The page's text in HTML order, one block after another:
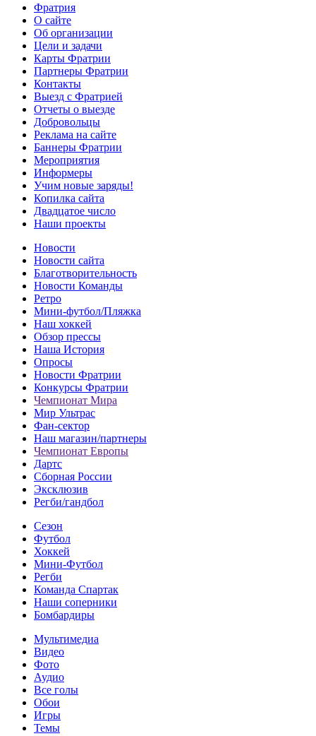
Фратрия
О сайте
Об организации
Цели и задачи
Карты Фратрии
Партнеры Фратрии
Контакты
Выезд с Фратрией
Отчеты о выезде
Добровольцы
Реклама на сайте
Баннеры Фратрии
Мероприятия
Информеры
Учим новые заряды!
Копилка сайта
Двадцатое число
Наши проекты
Новости
Новости сайта
Благотворительность
Новости Команды
Ретро
Мини-футбол/Пляжка
Наш хоккей
Обзор прессы
Наша История
Опросы
Новости Фратрии
Конкурсы Фратрии
Чемпионат Мира
Мир Ультрас
Фан-cектор
Наш магазин/партнеры
Чемпионат Европы
Дартс
Сборная России
Эксклюзив
Регби/гандбол
Сезон
Футбол
Хоккей
Мини-Футбол
Регби
Команда Спартак
Наши соперники
Бомбардиры
Мультимедиа
Видео
Фото
Аудио
Все голы
Обои
Игры
Темы